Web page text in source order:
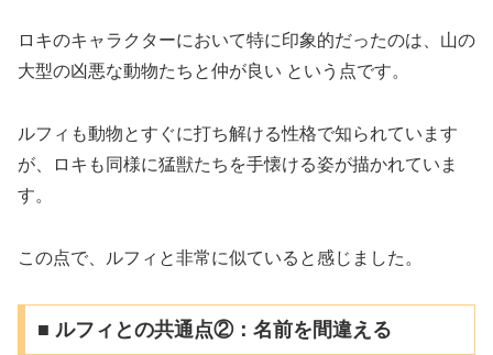
ロキのキャラクターにおいて特に印象的だったのは、山の
大型の凶悪な動物たちと仲が良い という点です。
ルフィも動物とすぐに打ち解ける性格で知られています
が、ロキも同様に猛獣たちを手懐ける姿が描かれていま
す。
この点で、ルフィと非常に似ていると感じました。
■ ルフィとの共通点②：名前を間違える